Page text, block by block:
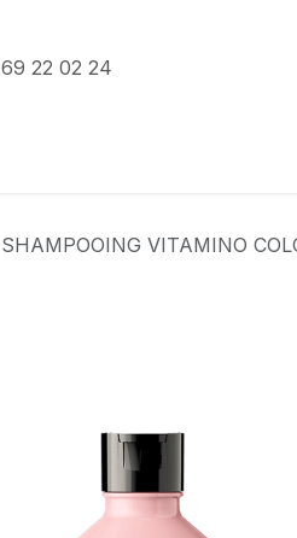
22 02 24
SHAMPOOING VITAMINO